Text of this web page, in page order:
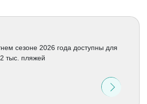
сезоне 2026 года доступны для
тыс. пляжей